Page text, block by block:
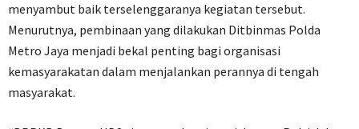
menyambut baik terselenggaranya kegiatan tersebut.
Menurutnya, pembinaan yang dilakukan Ditbinmas Polda
Metro Jaya menjadi bekal penting bagi organisasi
kemasyarakatan dalam menjalankan perannya di tengah
masyarakat.